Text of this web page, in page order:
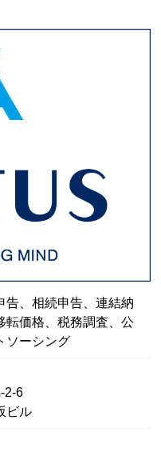
告、相続申告、連結納
転価格、税務調査、公
ソーシング
2-6
ビル